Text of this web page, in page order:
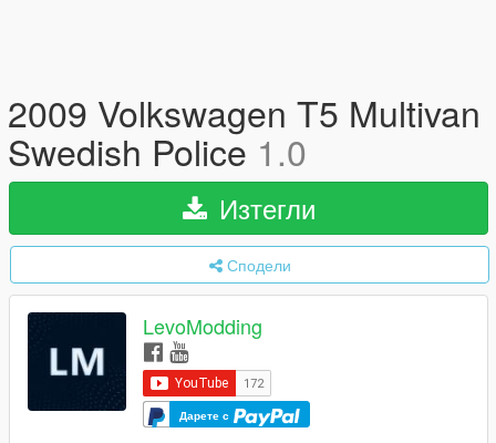
2009 Volkswagen T5 Multivan
Swedish Police 1.0
Изтегли
Сподели
LevoModding
Дарете с